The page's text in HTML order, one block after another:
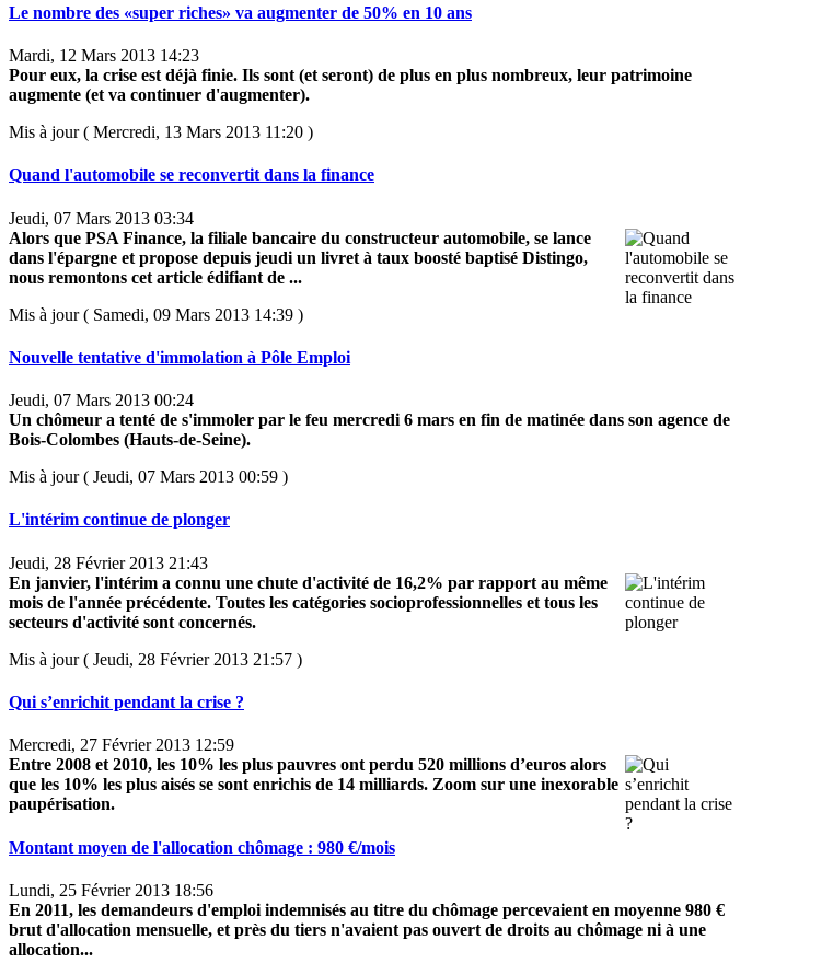
Le nombre des «super riches» va augmenter de 50% en 10 ans
Mardi, 12 Mars 2013 14:23
Pour eux, la crise est déjà finie. Ils sont (et seront) de plus en plus nombreux, leur patrimoine
augmente (et va continuer d'augmenter).
Mis à jour ( Mercredi, 13 Mars 2013 11:20 )
Quand l'automobile se reconvertit dans la finance
Jeudi, 07 Mars 2013 03:34
Alors que PSA Finance, la filiale bancaire du constructeur automobile, se lance
dans l'épargne et propose depuis jeudi un livret à taux boosté baptisé Distingo,
nous remontons cet article édifiant de ...
Mis à jour ( Samedi, 09 Mars 2013 14:39 )
Nouvelle tentative d'immolation à Pôle Emploi
Jeudi, 07 Mars 2013 00:24
Un chômeur a tenté de s'immoler par le feu mercredi 6 mars en fin de matinée dans son agence de
Bois-Colombes (Hauts-de-Seine).
Mis à jour ( Jeudi, 07 Mars 2013 00:59 )
L'intérim continue de plonger
Jeudi, 28 Février 2013 21:43
En janvier, l'intérim a connu une chute d'activité de 16,2% par rapport au même
mois de l'année précédente. Toutes les catégories socioprofessionnelles et tous les
secteurs d'activité sont concernés.
Mis à jour ( Jeudi, 28 Février 2013 21:57 )
Qui s’enrichit pendant la crise ?
Mercredi, 27 Février 2013 12:59
Entre 2008 et 2010, les 10% les plus pauvres ont perdu 520 millions d’euros alors
que les 10% les plus aisés se sont enrichis de 14 milliards. Zoom sur une inexorable
paupérisation.
Montant moyen de l'allocation chômage : 980 €/mois
Lundi, 25 Février 2013 18:56
En 2011, les demandeurs d'emploi indemnisés au titre du chômage percevaient en moyenne 980 €
brut d'allocation mensuelle, et près du tiers n'avaient pas ouvert de droits au chômage ni à une
allocation...